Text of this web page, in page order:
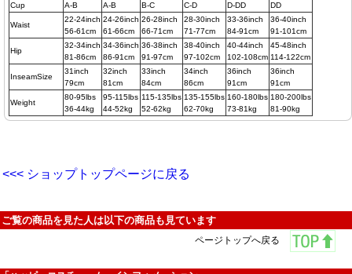
Cup
A-B A-B B-C C-D D-DD DD
Waist
22-24inch
56-61cm
24-26inch
61-66cm
26-28inch
66-71cm
28-30inch
71-77cm
33-36inch
84-91cm
36-40inch
91-101cm
Hip
32-34inch
81-86cm
34-36inch
86-91cm
36-38inch
91-97cm
38-40inch
97-102cm
40-44inch
102-108cm
45-48inch
114-122cm
InseamSize
31inch
79cm
32inch
81cm
33inch
84cm
34inch
86cm
36inch
91cm
36inch
91cm
Weight
80-95lbs
36-44kg
95-115lbs
44-52kg
115-135lbs
52-62kg
135-155lbs
62-70kg
160-180lbs
73-81kg
180-200lbs
81-90kg
<<< ショップトップページに戻る
ご覧の商品を見た人は以下の商品も見ています
ページトップへ戻る